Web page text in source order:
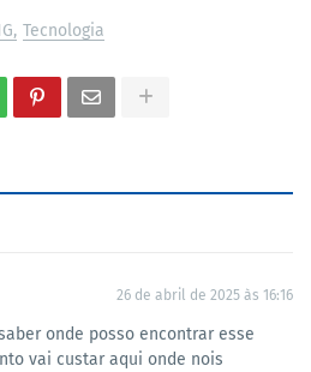
Tecnologia
26 de abril de 2025 às 16:16
onde posso encontrar esse
vai custar aqui onde nois